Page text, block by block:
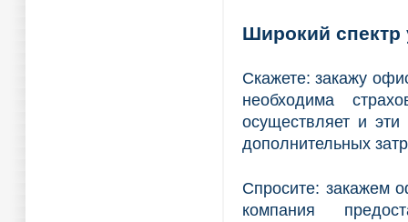
Широкий спектр
Скажете: закажу
необходима
осуществляет и эти
дополнительных
Спросите: закажем
компания